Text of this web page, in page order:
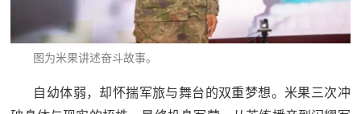
国
防
智
库
雄
模
图为米果讲述奋斗故事。
自幼体弱，却怀揣军旅与舞台的双重梦想。米果三次冲